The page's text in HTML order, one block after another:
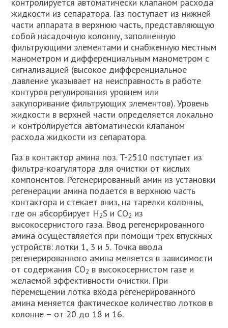
жидкости из сепаратора. Газ поступает из нижней
части аппарата в верхнюю часть, представляющую
собой насадочную колонну, заполненную
фильтрующими элементами и снабженную местным
манометром и дифференциальным манометром с
сигнализацией (высокое дифференциальное
давление указывает на неисправность в работе
контуров регулирования уровнем или
закупоривание фильтрующих элементов). Уровень
жидкости в верхней части определяется локально
и контролируется автоматически клапаном
расхода жидкости из сепаратора.
Газ в контактор амина поз. T-2510 поступает из
фильтра-коагулятора для очистки от кислых
компонентов. Регенерированный амин из установки
регенерации амина подается в верхнюю часть
контактора и стекает вниз, на тарелки колонны,
где он абсорбирует H2S и CO2 из
высокосернистого газа. Ввод регенерированного
амина осуществляется при помощи трех впускных
устройств: лотки 1, 3 и 5. Точка ввода
регенерированного амина меняется в зависимости
от содержания CO2 в высокосернистом газе и
желаемой эффективности очистки. При
перемещении лотка входа регенерированного
амина меняется фактическое количество лотков в
колонне – от 20 до 18 и 16.